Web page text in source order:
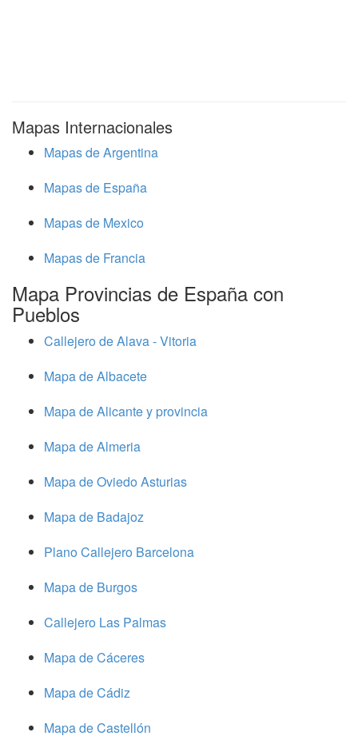
Mapas Internacionales
Mapas de Argentina
Mapas de España
Mapas de Mexico
Mapas de Francia
Mapa Provincias de España con
Pueblos
Callejero de Alava - Vitoria
Mapa de Albacete
Mapa de Alicante y provincia
Mapa de Almeria
Mapa de Oviedo Asturias
Mapa de Badajoz
Plano Callejero Barcelona
Mapa de Burgos
Callejero Las Palmas
Mapa de Cáceres
Mapa de Cádiz
Mapa de Castellón